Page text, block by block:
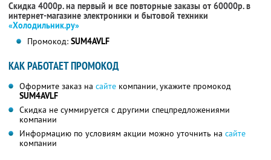
Скидка 4000р. на первый и все повторные заказы от 60000р. в
интернет-магазине электроники и бытовой техники
«Холодильник.ру»
Промокод: SUM4AVLF
КАК РАБОТАЕТ ПРОМОКОД
Оформите заказ на сайте компании, укажите промокод
SUM4AVLF
Скидка не суммируется с другими спецпредложениями
компании
Информацию по условиям акции можно уточнить на сайте
компании